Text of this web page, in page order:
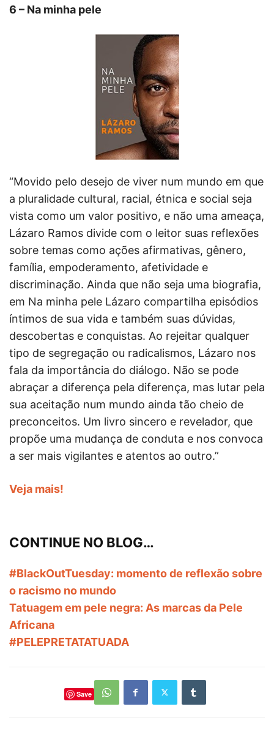
6 – Na minha pele
“Movido pelo desejo de viver num mundo em que
a pluralidade cultural, racial, étnica e social seja
vista como um valor positivo, e não uma ameaça,
Lázaro Ramos divide com o leitor suas reflexões
sobre temas como ações afirmativas, gênero,
família, empoderamento, afetividade e
discriminação. Ainda que não seja uma biografia,
em Na minha pele Lázaro compartilha episódios
íntimos de sua vida e também suas dúvidas,
descobertas e conquistas. Ao rejeitar qualquer
tipo de segregação ou radicalismos, Lázaro nos
fala da importância do diálogo. Não se pode
abraçar a diferença pela diferença, mas lutar pela
sua aceitação num mundo ainda tão cheio de
preconceitos. Um livro sincero e revelador, que
propõe uma mudança de conduta e nos convoca
a ser mais vigilantes e atentos ao outro.”
Veja mais!
CONTINUE NO BLOG…
#BlackOutTuesday: momento de reflexão sobre
o racismo no mundo
Tatuagem em pele negra: As marcas da Pele
Africana
#PELEPRETATATUADA
Save